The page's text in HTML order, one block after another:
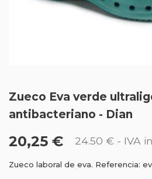
Zueco Eva verde
antibacteriano - Dian
20,25 € 24.50 € - IVA
Zueco laboral de eva. Referencia: